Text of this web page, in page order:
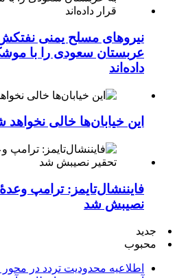
عربستان سعودی را با
داده‌اند
این خیابان‌ها خالی نخواهد
فایننشال‌تایمز: ترامپ وعدۀ
نصیبش شد
جدید
محبوب
اطلاعیه محدودیت تردد در